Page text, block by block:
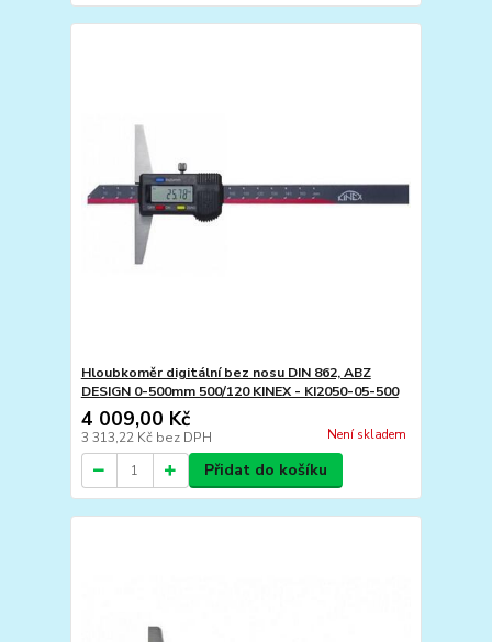
Hloubkoměr digitální bez nosu DIN 862, ABZ
DESIGN 0-500mm 500/120 KINEX - KI2050-05-500
4 009,00 Kč
3 313,22 Kč bez DPH Není skladem
Přidat do košíku